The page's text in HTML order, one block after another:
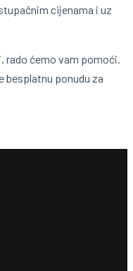
cijenama i uz
rado ćemo vam pomoći.
besplatnu ponudu za